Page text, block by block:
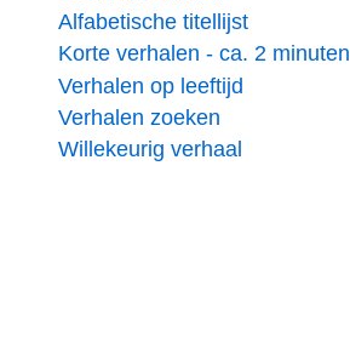
Alfabetische titellijst
Korte verhalen - ca. 2 minuten
Verhalen op leeftijd
Verhalen zoeken
Willekeurig verhaal